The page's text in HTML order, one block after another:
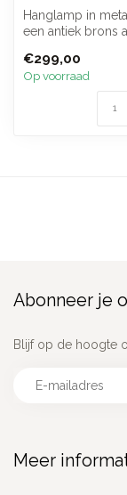
Hanglamp in
een antiek brons
en ru...
€299,00
Op voorraad
Meer
Abonneer je
Blijf op de hoogte